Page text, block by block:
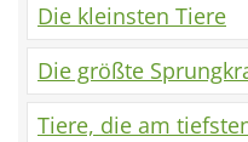
Die kleinsten Tiere
Die größte
Tiere, die am